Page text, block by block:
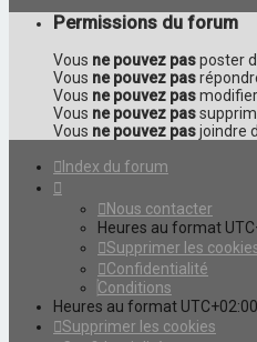
Permissions du forum
Vous ne pouvez pasposter
Vous ne pouvez pas
Vous ne pouvez pas
Vous ne pouvez pas
Vous ne pouvez pasjoindre
Index du forum
Nous contacter
Heures au format
Supprimer les
Confidentialité
Conditions
Heures au format UTC+02:00
Supprimer les cookies